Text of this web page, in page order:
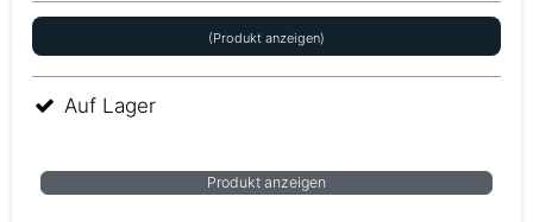
(Produkt anzeigen)
Auf Lager
Produkt anzeigen